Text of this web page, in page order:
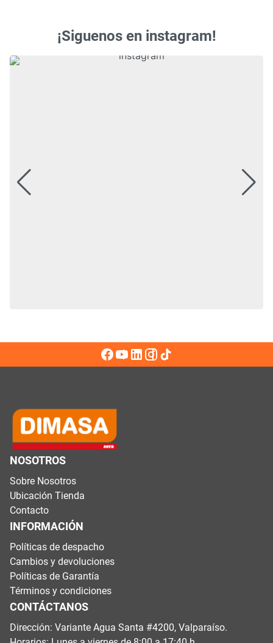
¡Siguenos en instagram!
NOSOTROS
Sobre Nosotros
Ubicación Tienda
Contacto
INFORMACIÓN
Políticas de despacho
Cambios y devoluciones
Políticas de Garantía
Términos y condiciones
CONTÁCTANOS
Dirección: Variante Agua Santa #4200, Valparaíso.